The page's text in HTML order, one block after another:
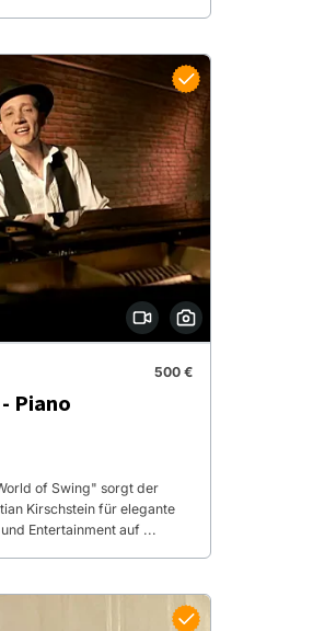
500 €
Piano
of Swing" sorgt der
Kirschstein für elegante
Entertainment auf ...